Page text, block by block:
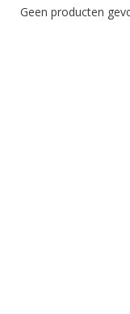
Geen producten